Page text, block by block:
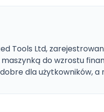
Tools Ltd,
do wzrostu
dla użytkowników, a